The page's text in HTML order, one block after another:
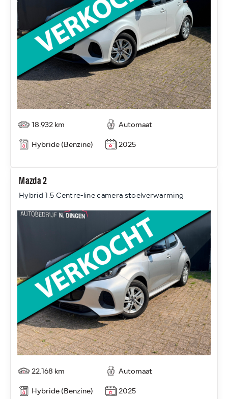
18.932 km
Automaat
Hybride (Benzine)
2025
Mazda 2
Hybrid 1.5 Centre-line camera stoelverwarming
22.168 km
Automaat
Hybride (Benzine)
2025